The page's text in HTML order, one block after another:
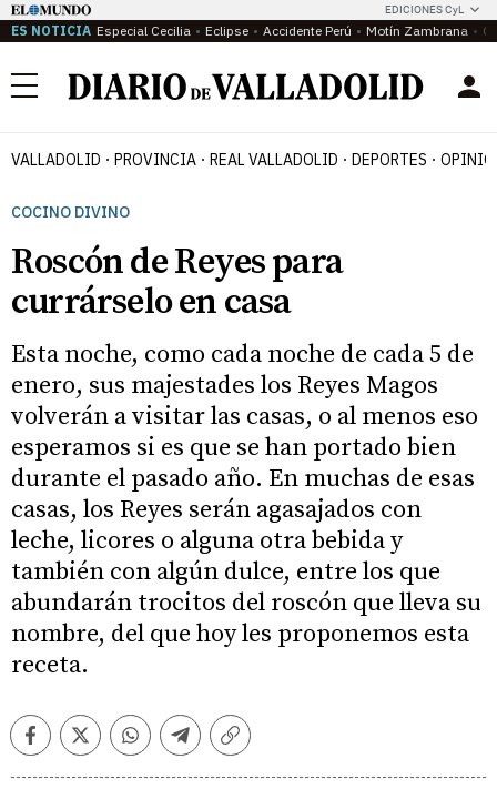
EDICIONES CyL
ES NOTICIA Especial Cecilia Eclipse Accidente Perú Motín Zambrana
Menú
VALLADOLID PROVINCIA REAL VALLADOLID DEPORTES
COCINO DIVINO
Roscón de Reyes para
currárselo en casa
Esta noche, como cada noche de cada 5 de
enero, sus majestades los Reyes Magos
volverán a visitar las casas, o al menos eso
esperamos si es que se han portado bien
durante el pasado año. En muchas de esas
casas, los Reyes serán agasajados con
leche, licores o alguna otra bebida y
también con algún dulce, entre los que
abundarán trocitos del roscón que lleva su
nombre, del que hoy les proponemos esta
receta.
FacebookTwitterWhatsappTelegramCopiar